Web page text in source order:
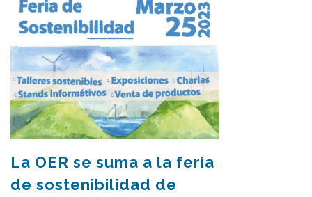
La OER se suma a la feria
de sostenibilidad de